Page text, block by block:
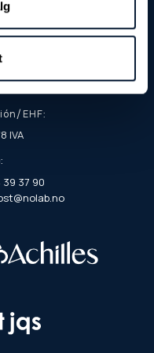
EHF:
IVA
37 90